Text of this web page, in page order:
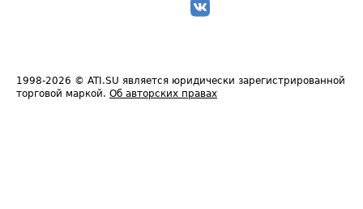
1998-2026 © ATI.SU является юридически зарегистрированной
торговой маркой. Об авторских правах